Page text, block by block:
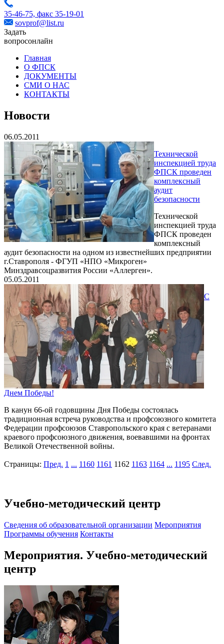
35-46-75, факс 35-19-01
sovprof@list.ru
Задать
вопросонлайн
Главная
О ФПСК
ДОКУМЕНТЫ
СМИ О НАС
КОНТАКТЫ
Новости
06.05.2011
Технической
инспекцией труда
ФПСК проведен
комплексный
аудит
безопасности
Технической
инспекцией труда
ФПСК проведен
комплексный
аудит безопасности на одном из известнейших предприятии
г.Ставрополя - ФГУП «НПО «Микроген»
Минздравсоцразвития России «Аллерген».
05.05.2011
С
Днем Победы!
В канун 66-ой годовщины Дня Победы состоялась
традиционная встреча руководства и профсоюзного комитета
Федерации профсоюзов Ставропольского края с ветеранами
краевого профсоюзного движения, воевавшими на фронтах
Великой Отечественной войны.
Страницы: Пред. 1 ... 1160 1161 1162 1163 1164 ... 1195 След.
Учебно-методический центр
Cведения об образовательной организации Мероприятия
Программы обучения Контакты
Мероприятия. Учебно-методический
центр